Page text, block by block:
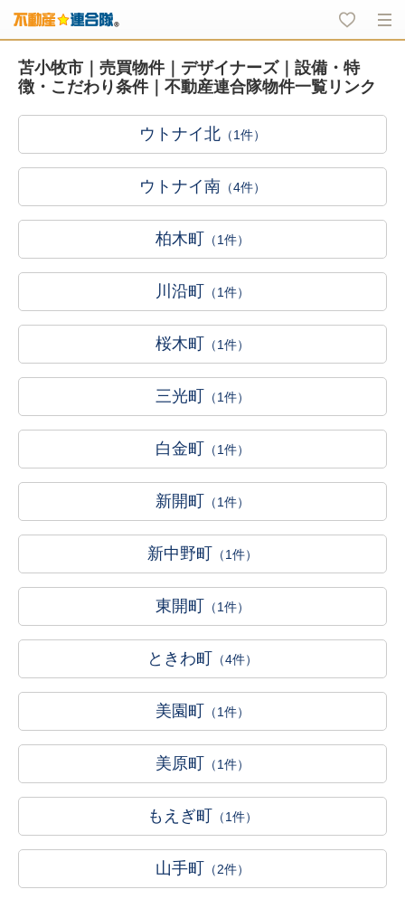
苫小牧市｜売買物件｜デザイナーズ｜設備・特
徴・こだわり条件｜不動産連合隊物件一覧リンク
ウトナイ北 （1件）
ウトナイ南 （4件）
柏木町 （1件）
川沿町 （1件）
桜木町 （1件）
三光町 （1件）
白金町 （1件）
新開町 （1件）
新中野町 （1件）
東開町 （1件）
ときわ町 （4件）
美園町 （1件）
美原町 （1件）
もえぎ町 （1件）
山手町 （2件）